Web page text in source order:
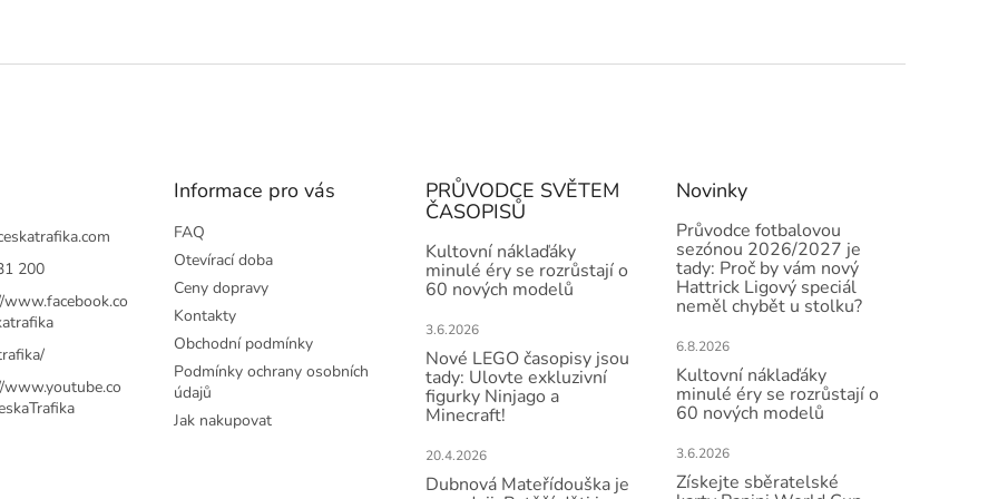
200
Informace pro vás
FAQ
Otevírací doba
Ceny dopravy
Kontakty
Obchodní podmínky
Podmínky ochrany osobních
údajů
Jak nakupovat
PRŮVODCE SVĚTEM
ČASOPISŮ
Kultovní náklaďáky
minulé éry se rozrůstají o
60 nových modelů
3.6.2026
Nové LEGO časopisy jsou
tady: Ulovte exkluzivní
figurky Ninjago a
Minecraft!
20.4.2026
Dubnová Mateřídouška je
Novinky
Průvodce fotbalovou
sezónou 2026/2027 je
tady: Proč by vám nový
Hattrick Ligový speciál
neměl chybět u stolku?
6.8.2026
Kultovní náklaďáky
minulé éry se rozrůstají o
60 nových modelů
3.6.2026
Získejte sběratelské